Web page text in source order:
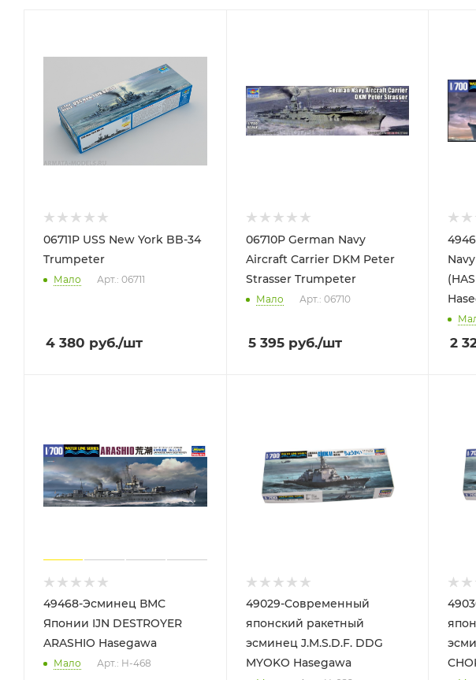
06711P USS New York BB-34
Trumpeter
Мало Арт.: 06711
4 380 руб./шт
06710P German Navy
Aircraft Carrier DKM Peter
Strasser Trumpeter
Мало Арт.: 06710
5 395руб./шт 2
49468-Эсминец ВМС
Японии IJN DESTROYER
ARASHIO Hasegawa
Мало Арт.: H-468
49029-Cовременный
японский ракетный
эсминец J.M.S.D.F. DDG
MYOKO Hasegawa